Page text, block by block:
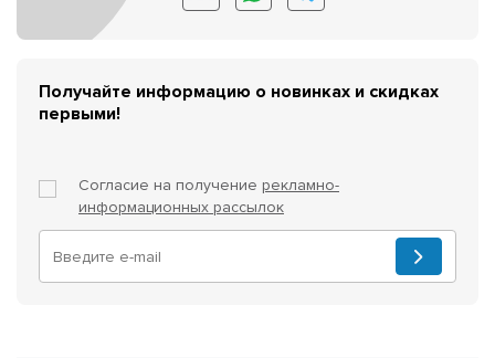
Получайте информацию о новинках и скидках
первыми!
Согласие на получение рекламно-
информационных рассылок